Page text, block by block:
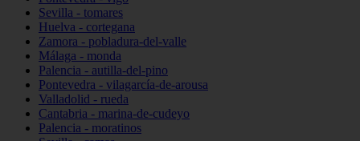
Sevilla - tomares
Huelva - cortegana
Zamora - pobladura-del-valle
Málaga - monda
Palencia - autilla-del-pino
Pontevedra - vilagarcía-de-arousa
Valladolid - rueda
Cantabria - marina-de-cudeyo
Palencia - moratinos